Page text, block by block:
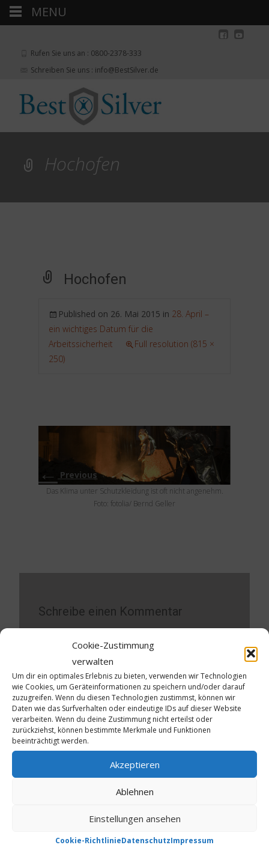
Cookie-Zustimmung
verwalten
Um dir ein optimales Erlebnis zu bieten, verwenden wir Technologien
wie Cookies, um Geräteinformationen zu speichern und/oder darauf
zuzugreifen. Wenn du diesen Technologien zustimmst, können wir
Daten wie das Surfverhalten oder eindeutige IDs auf dieser Website
verarbeiten. Wenn du deine Zustimmung nicht erteilst oder
zurückziehst, können bestimmte Merkmale und Funktionen
beeinträchtigt werden.
Akzeptieren
Ablehnen
Einstellungen ansehen
Cookie-RichtlinieDatenschutzImpressum
Rufen Sie uns an : 0800-2378-333
Schreiben Sie uns : info@BestSilver.de
Hochofen
Hochofen
Published on 26. Mai 2015 in 28. April –
ein wichtiges Datum für die
Arbeitssicherheit
Full resolution (815 ×
250)
← Previous
Das Klima unter Schutzkleidung ist oft nicht angenehm.
Foto: fotolia/ Bernd Geller
Schreibe einen Kommentar
Deine E-Mail-Adresse wird nicht veröffentlicht.
*
Kommentar*
E-Mail-Adresse*
MENU